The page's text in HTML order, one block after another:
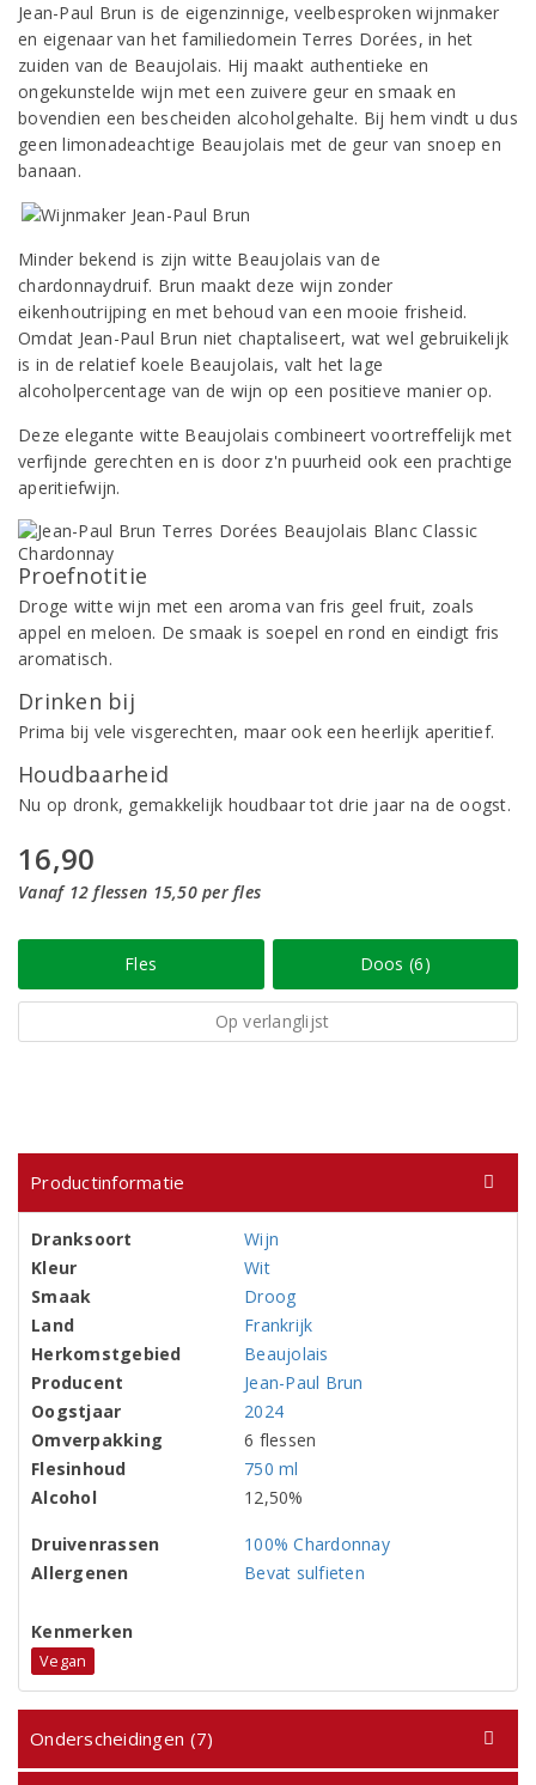
Jean-Paul Brun is de eigenzinnige, veelbesproken wijnmaker
en eigenaar van het familiedomein Terres Dorées, in het
zuiden van de Beaujolais. Hij maakt authentieke en
ongekunstelde wijn met een zuivere geur en smaak en
bovendien een bescheiden alcoholgehalte. Bij hem vindt u dus
geen limonadeachtige Beaujolais met de geur van snoep en
banaan.
Minder bekend is zijn witte Beaujolais van de
chardonnaydruif. Brun maakt deze wijn zonder
eikenhoutrijping en met behoud van een mooie frisheid.
Omdat Jean-Paul Brun niet chaptaliseert, wat wel gebruikelijk
is in de relatief koele Beaujolais, valt het lage
alcoholpercentage van de wijn op een positieve manier op.
Deze elegante witte Beaujolais combineert voortreffelijk met
verfijnde gerechten en is door z'n puurheid ook een prachtige
aperitiefwijn.
Proefnotitie
Droge witte wijn met een aroma van fris geel fruit, zoals
appel en meloen. De smaak is soepel en rond en eindigt fris
aromatisch.
Drinken bij
Prima bij vele visgerechten, maar ook een heerlijk aperitief.
Houdbaarheid
Nu op dronk, gemakkelijk houdbaar tot drie jaar na de oogst.
16,90
Vanaf 12 flessen 15,50 per fles
Fles Doos (6)
Op verlanglijst
Productinformatie
Dranksoort
Wijn
Kleur
Wit
Smaak
Droog
Land
Frankrijk
Herkomstgebied
Beaujolais
Producent
Jean-Paul Brun
Oogstjaar
2024
Omverpakking
6 flessen
Flesinhoud
750 ml
Alcohol
12,50%
Druivenrassen
100% Chardonnay
Allergenen
Bevat sulfieten
Kenmerken
Vegan
Onderscheidingen (7)